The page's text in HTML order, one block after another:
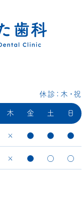
休診：木・祝
木 金 土 日
× ● ● ●
× ● ○ ○